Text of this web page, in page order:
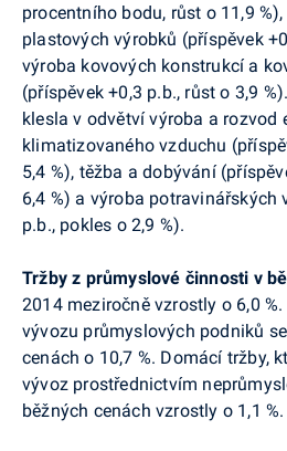
procentního bodu, růst o 11,9
plastových výrobků (příspěvek
výroba kovových konstrukcí a
(příspěvek +0,3 p.b., růst o 3,9
klesla v odvětví výroba a rozvod
klimatizovaného vzduchu
5,4 %), těžba a dobývání
6,4 %) a výroba potravinářských
p.b., pokles o 2,9 %).
Tržby z průmyslové činnosti v
2014 meziročně vzrostly o 6,0 %.
vývozu průmyslových podniků
cenách o 10,7 %. Domácí tržby,
vývoz prostřednictvím
běžných cenách vzrostly o 1,1 %.